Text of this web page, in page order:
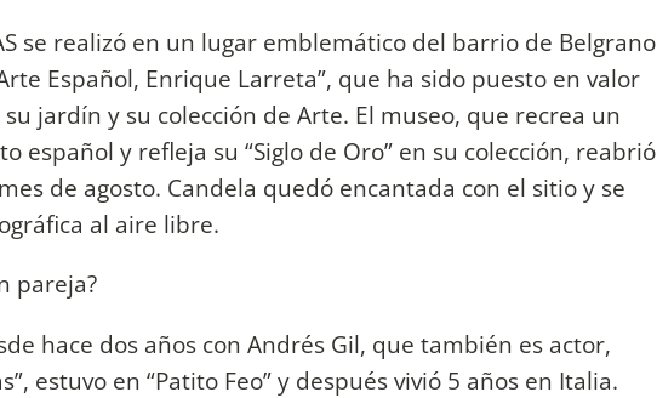
se realizó en un lugar emblemático del barrio de Belgrano
Español, Enrique Larreta”, que ha sido puesto en valor
jardín y su colección de Arte. El museo, que recrea un
español y refleja su “Siglo de Oro” en su colección, reabrió
de agosto. Candela quedó encantada con el sitio y se
al aire libre.
pareja?
hace dos años con Andrés Gil, que también es actor,
estuvo en “Patito Feo” y después vivió 5 años en Italia.